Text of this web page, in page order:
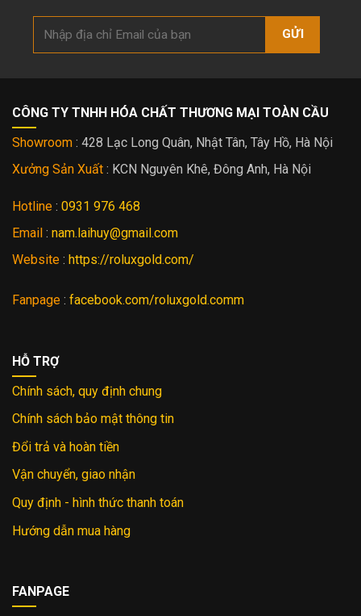
CÔNG TY TNHH HÓA CHẤT THƯƠNG MẠI TOÀN CẦU
Showroom : 428 Lạc Long Quân, Nhật Tân, Tây Hồ, Hà Nội
Xưởng Sản Xuất : KCN Nguyên Khê, Đông Anh, Hà Nội
Hotline : 0931 976 468
Email : nam.laihuy@gmail.com
Website : https://roluxgold.com/
Fanpage : facebook.com/roluxgold.comm
HỖ TRỢ
Chính sách, quy định chung
Chính sách bảo mật thông tin
Đổi trả và hoàn tiền
Vận chuyển, giao nhận
Quy định - hình thức thanh toán
Hướng dẫn mua hàng
FANPAGE